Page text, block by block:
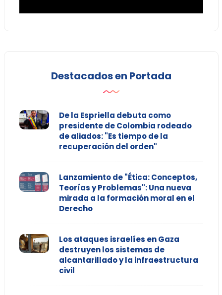
Destacados en Portada
De la Espriella debuta como
presidente de Colombia rodeado
de aliados: "Es tiempo de la
recuperación del orden"
Lanzamiento de "Ética: Conceptos,
Teorías y Problemas": Una nueva
mirada a la formación moral en el
Derecho
Los ataques israelíes en Gaza
destruyen los sistemas de
alcantarillado y la infraestructura
civil